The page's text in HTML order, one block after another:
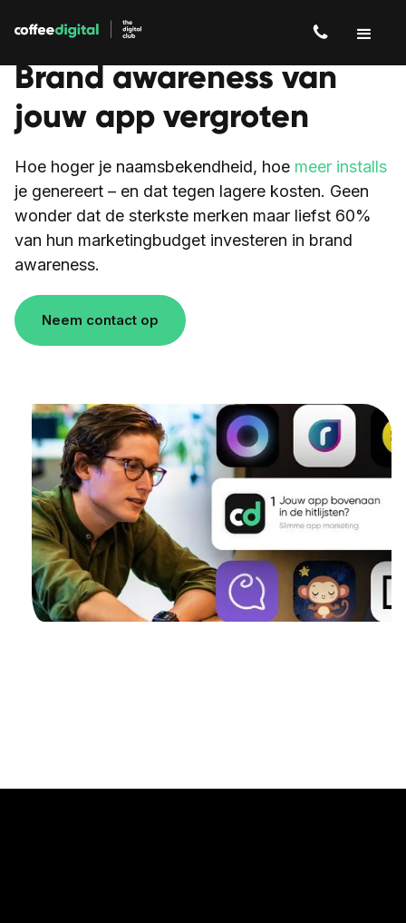
Brand awareness van
jouw app vergroten
Hoe hoger je naamsbekendheid, hoe meer installs
je genereert – en dat tegen lagere kosten. Geen
wonder dat de sterkste merken maar liefst 60%
van hun marketingbudget investeren in brand
awareness.
Neem contact op